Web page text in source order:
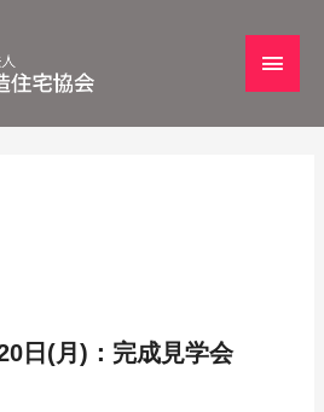
日(月)：完成見学会